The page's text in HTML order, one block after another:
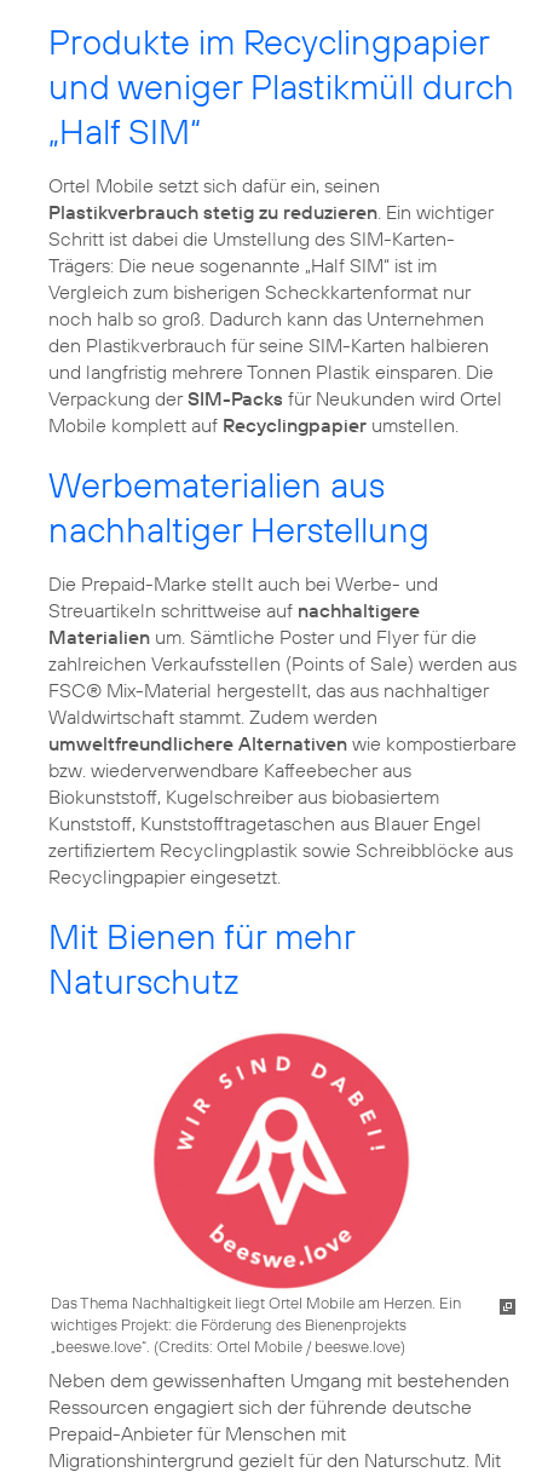
Produkte im Recyclingpapier
und weniger Plastikmüll durch
„Half SIM“
Ortel Mobile setzt sich dafür ein, seinen
Plastikverbrauch stetig zu reduzieren . Ein wichtiger
Schritt ist dabei die Umstellung des SIM-Karten-
Trägers: Die neue sogenannte „Half SIM“ ist im
Vergleich zum bisherigen Scheckkartenformat nur
noch halb so groß. Dadurch kann das Unternehmen
den Plastikverbrauch für seine SIM-Karten halbieren
und langfristig mehrere Tonnen Plastik einsparen. Die
Verpackung derSIM-Packs für Neukunden wird Ortel
Mobile komplett auf Recyclingpapier umstellen.
Werbematerialien aus
nachhaltiger Herstellung
Die Prepaid-Marke stellt auch bei Werbe- und
Streuartikeln schrittweise auf nachhaltigere
Materialien um. Sämtliche Poster und Flyer für die
zahlreichen Verkaufsstellen (Points of Sale) werden aus
FSC® Mix-Material hergestellt, das aus nachhaltiger
Waldwirtschaft stammt. Zudem werden
umweltfreundlichere Alternativen wie kompostierbare
bzw. wiederverwendbare Kaffeebecher aus
Biokunststoff, Kugelschreiber aus biobasiertem
Kunststoff, Kunststofftragetaschen aus Blauer Engel
zertifiziertem Recyclingplastik sowie Schreibblöcke aus
Recyclingpapier eingesetzt.
Mit Bienen für mehr
Naturschutz
Das Thema Nachhaltigkeit liegt Ortel Mobile am Herzen. Ein
wichtiges Projekt: die Förderung des Bienenprojekts
„beeswe.love“. (Credits: Ortel Mobile / beeswe.love)
Neben dem gewissenhaften Umgang mit bestehenden
Ressourcen engagiert sich der führende deutsche
Prepaid-Anbieter für Menschen mit
Migrationshintergrund gezielt für den Naturschutz. Mit